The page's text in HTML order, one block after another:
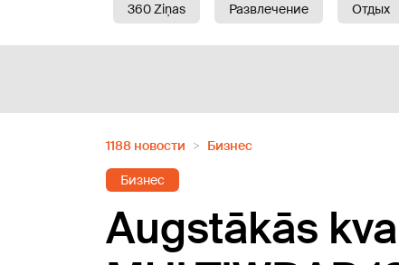
360 Ziņas Развлечение Отдых
1188 новости Бизнес
Бизнес
Augstākās